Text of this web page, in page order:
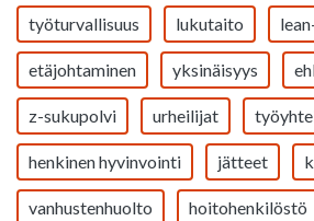
työturvallisuus lukutaito
etäjohtaminen yksinäisyys
z-sukupolvi urheilijat
henkinen hyvinvointi jätteet
vanhustenhuolto hoitohenkilöstö